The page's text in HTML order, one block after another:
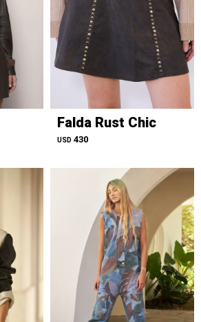
Falda Rust Chic
USD 430